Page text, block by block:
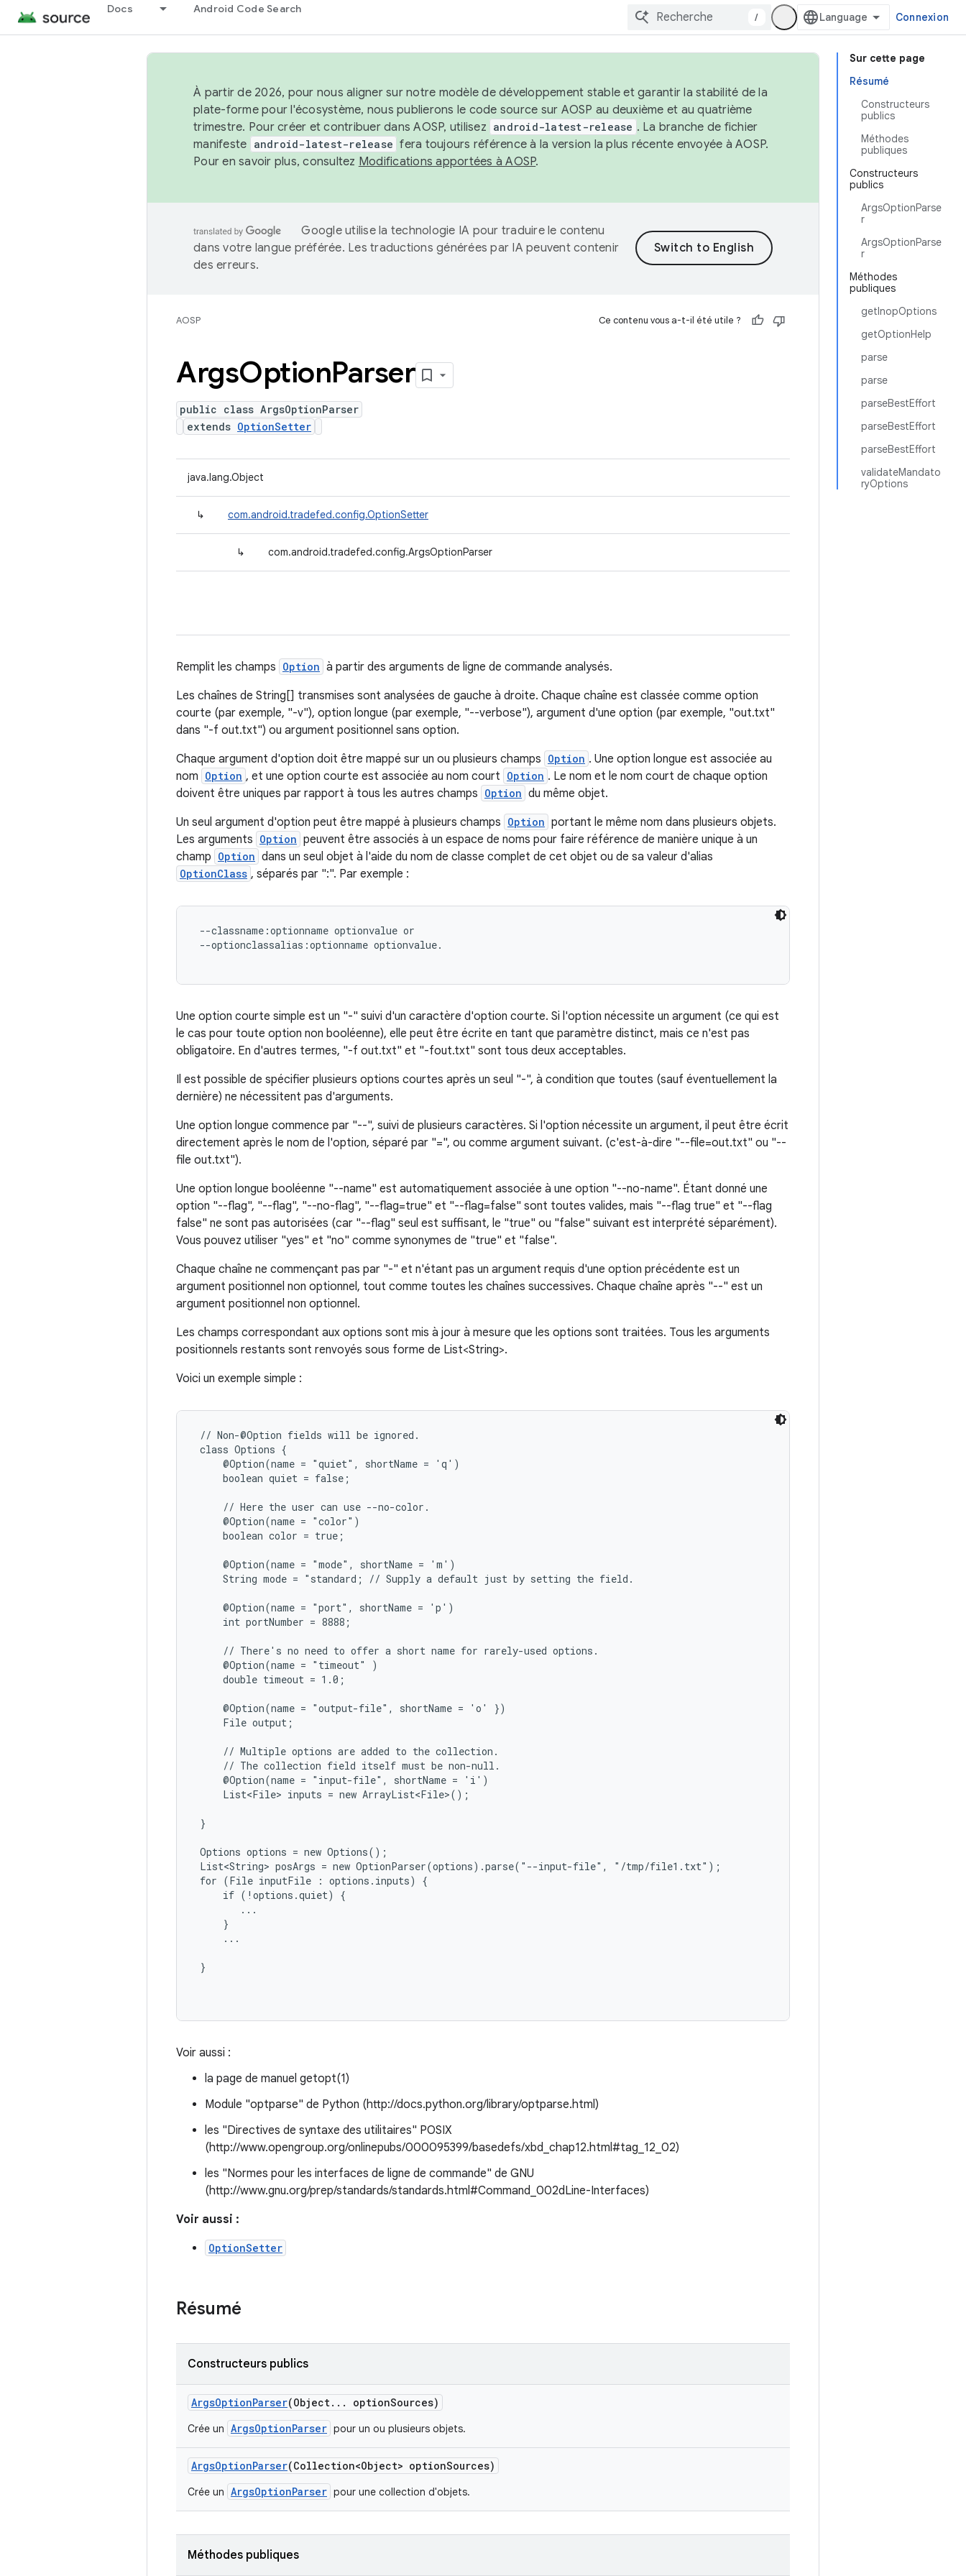
Docs Android Code Search
/ Connexion
Sur cette page
Résumé
Constructeurs
publics
Méthodes
publiques
Constructeurs
publics
ArgsOptionParse
r
ArgsOptionParse
r
Méthodes
publiques
getInopOptions
getOptionHelp
parse
parse
parseBestEffort
parseBestEffort
parseBestEffort
validateMandato
ryOptions
À partir de 2026, pour nous aligner sur notre modèle de développement stable et garantir la stabilité de la
plate-forme pour l'écosystème, nous publierons le code source sur AOSP au deuxième et au quatrième
trimestre. Pour créer et contribuer dans AOSP, utilisez android-latest-release . La branche de fichier
manifeste android-latest-release fera toujours référence à la version la plus récente envoyée à AOSP.
Pour en savoir plus, consultez Modifications apportées à AOSP.
Google utilise la technologie IA pour traduire le contenu
dans votre langue préférée. Les traductions générées par IA peuvent contenir
des erreurs.
AOSP Ce contenu vous a-t-il été utile ?
ArgsOptionParser
public class ArgsOptionParser
extends OptionSetter
java.lang.Object
↳ com.android.tradefed.config.OptionSetter
↳ com.android.tradefed.config.ArgsOptionParser
Remplit les champs Option à partir des arguments de ligne de commande analysés.
Les chaînes de String[] transmises sont analysées de gauche à droite. Chaque chaîne est classée comme option
courte (par exemple, "-v"), option longue (par exemple, "--verbose"), argument d'une option (par exemple, "out.txt"
dans "-f out.txt") ou argument positionnel sans option.
Chaque argument d'option doit être mappé sur un ou plusieurs champs Option . Une option longue est associée au
nom Option , et une option courte est associée au nom court Option . Le nom et le nom court de chaque option
doivent être uniques par rapport à tous les autres champs Option du même objet.
Un seul argument d'option peut être mappé à plusieurs champs Option portant le même nom dans plusieurs objets.
Les arguments Option peuvent être associés à un espace de noms pour faire référence de manière unique à un
champ Option dans un seul objet à l'aide du nom de classe complet de cet objet ou de sa valeur d'alias
OptionClass , séparés par ":". Par exemple :
--classname:optionname optionvalue or
--optionclassalias:optionname optionvalue.
Une option courte simple est un "-" suivi d'un caractère d'option courte. Si l'option nécessite un argument (ce qui est
le cas pour toute option non booléenne), elle peut être écrite en tant que paramètre distinct, mais ce n'est pas
obligatoire. En d'autres termes, "-f out.txt" et "-fout.txt" sont tous deux acceptables.
Il est possible de spécifier plusieurs options courtes après un seul "-", à condition que toutes (sauf éventuellement la
dernière) ne nécessitent pas d'arguments.
Une option longue commence par "--", suivi de plusieurs caractères. Si l'option nécessite un argument, il peut être écrit
directement après le nom de l'option, séparé par "=", ou comme argument suivant. (c'est-à-dire "--file=out.txt" ou "--
file out.txt").
Une option longue booléenne "--name" est automatiquement associée à une option "--no-name". Étant donné une
option "--flag", "--flag", "--no-flag", "--flag=true" et "--flag=false" sont toutes valides, mais "--flag true" et "--flag
false" ne sont pas autorisées (car "--flag" seul est suffisant, le "true" ou "false" suivant est interprété séparément).
Vous pouvez utiliser "yes" et "no" comme synonymes de "true" et "false".
Chaque chaîne ne commençant pas par "-" et n'étant pas un argument requis d'une option précédente est un
argument positionnel non optionnel, tout comme toutes les chaînes successives. Chaque chaîne après "--" est un
argument positionnel non optionnel.
Les champs correspondant aux options sont mis à jour à mesure que les options sont traitées. Tous les arguments
positionnels restants sont renvoyés sous forme de List<String>.
Voici un exemple simple :
// Non-@Option fields will be ignored.
class Options {
     @Option(name = "quiet", shortName = 'q')
     boolean quiet = false;
     // Here the user can use --no-color.
     @Option(name = "color")
     boolean color = true;
     @Option(name = "mode", shortName = 'm')
     String mode = "standard; // Supply a default just by setting the field.
     @Option(name = "port", shortName = 'p')
     int portNumber = 8888;
     // There's no need to offer a short name for rarely-used options.
     @Option(name = "timeout" )
     double timeout = 1.0;
     @Option(name = "output-file", shortName = 'o' })
     File output;
     // Multiple options are added to the collection.
     // The collection field itself must be non-null.
     @Option(name = "input-file", shortName = 'i')
     List<File> inputs = new ArrayList<File>();
}
Options options = new Options();
List<String> posArgs = new OptionParser(options).parse("--input-file", "/tmp/file1.txt");
for (File inputFile : options.inputs) {
     if (!options.quiet) {
        ...
     }
     ...
}
Voir aussi :
la page de manuel getopt(1)
Module "optparse" de Python (http://docs.python.org/library/optparse.html)
les "Directives de syntaxe des utilitaires" POSIX
(http://www.opengroup.org/onlinepubs/000095399/basedefs/xbd_chap12.html#tag_12_02)
les "Normes pour les interfaces de ligne de commande" de GNU
(http://www.gnu.org/prep/standards/standards.html#Command_002dLine-Interfaces)
Voir aussi :
OptionSetter
Résumé
Constructeurs publics
ArgsOptionParser(Object. . . optionSources)
Crée un ArgsOptionParser pour un ou plusieurs objets.
ArgsOptionParser(Collection<Object> optionSources)
Crée un ArgsOptionParser pour une collection d'objets.
Méthodes publiques